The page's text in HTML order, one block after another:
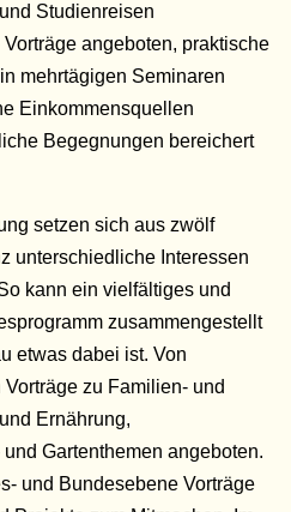
Studienreisen
angeboten, praktische
mehrtägigen Seminaren
Einkommensquellen
Begegnungen bereichert
setzen sich aus zwölf
unterschiedliche Interessen
kann ein vielfältiges und
zusammengestellt
etwas dabei ist. Von
zu Familien- und
Ernährung,
Gartenthemen angeboten.
und Bundesebene Vorträge